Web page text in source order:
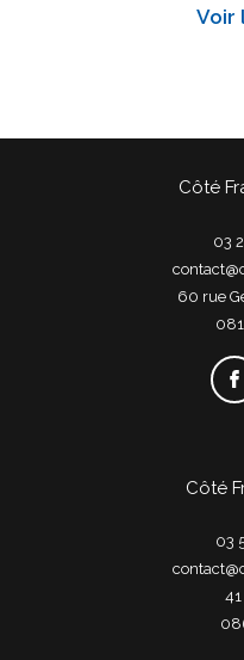
Voir
Côté
03
60 rue
Côté
03